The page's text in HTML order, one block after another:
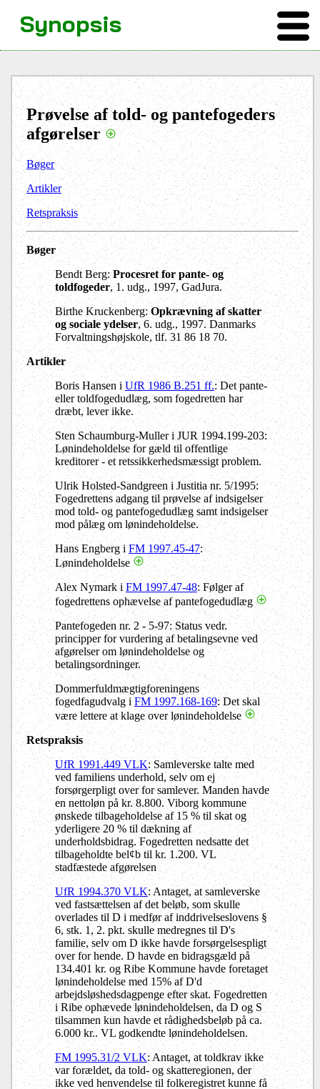
Prøvelse af told- og pantefogeders
afgørelser
Bøger
Artikler
Retspraksis
Bøger
Bendt Berg:Procesret for pante- og
toldfogeder, 1. udg., 1997, GadJura.
Birthe Kruckenberg:Opkrævning af skatter
og sociale ydelser, 6. udg., 1997. Danmarks
Forvaltningshøjskole, tlf. 31 86 18 70.
Artikler
Boris Hansen iUfR 1986 B.251 ff.: Det pante-
eller toldfogedudlæg, som fogedretten har
dræbt, lever ikke.
Sten Schaumburg-Muller i JUR 1994.199-203:
Lønindeholdelse for gæld til offentlige
kreditorer - et retssikkerhedsmæssigt problem.
Ulrik Holsted-Sandgreen i Justitia nr. 5/1995:
Fogedrettens adgang til prøvelse af indsigelser
mod told- og pantefogedudlæg samt indsigelser
mod pålæg om lønindeholdelse.
Hans Engberg iFM 1997.45-47:
Lønindeholdelse
Alex Nymark iFM 1997.47-48: Følger af
fogedrettens ophævelse af pantefogedudlæg
Pantefogeden nr. 2 - 5-97: Status vedr.
principper for vurdering af betalingsevne ved
afgørelser om lønindeholdelse og
betalingsordninger.
Dommerfuldmægtigforeningens
fogedfagudvalg i FM 1997.168-169: Det skal
være lettere at klage over lønindeholdelse
Retspraksis
UfR 1991.449 VLK: Samleverske talte med
ved familiens underhold, selv om ej
forsørgerpligt over for samlever. Manden havde
en nettoløn på kr. 8.800. Viborg kommune
ønskede tilbageholdelse af 15 % til skat og
yderligere 20 % til dækning af
underholdsbidrag. Fogedretten nedsatte det
tilbageholdte bel¢b til kr. 1.200. VL
stadfæstede afgørelsen
UfR 1994.370 VLK: Antaget, at samleverske
ved fastsættelsen af det beløb, som skulle
overlades til D i medfør af inddrivelseslovens §
6, stk. 1, 2. pkt. skulle medregnes til D's
familie, selv om D ikke havde forsørgelsespligt
over for hende. D havde en bidragsgæld på
134.401 kr. og Ribe Kommune havde foretaget
lønindeholdelse med 15% af D'd
arbejdsløshedsdagpenge efter skat. Fogedretten
i Ribe ophævede lønindeholdelsen, da D og S
tilsammen kun havde et rådighedsbeløb på ca.
6.000 kr.. VL godkendte lønindeholdelsen.
FM 1995.31/2 VLK: Antaget, at toldkrav ikke
var forældet, da told- og skatteregionen, der
ikke ved henvendelse til folkeregistret kunne få
Synopsis